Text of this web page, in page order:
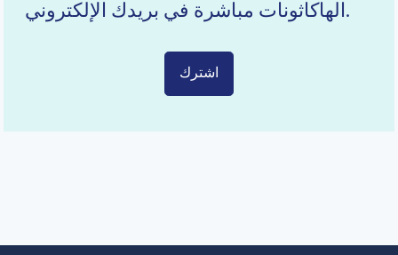
الهاكاثونات مباشرة في بريدك الإلكتروني.
اشترك